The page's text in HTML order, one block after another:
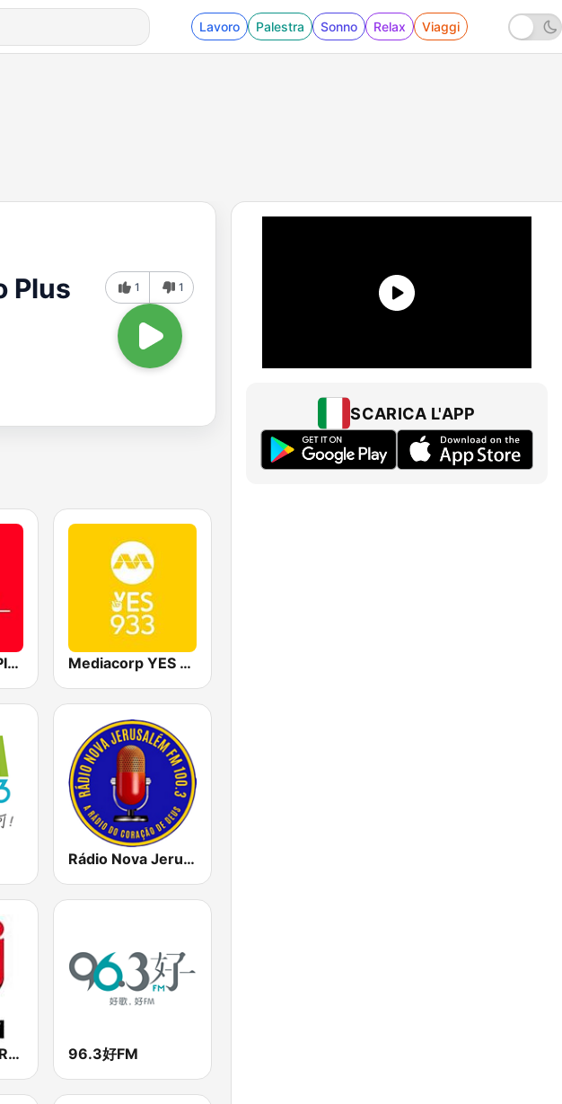
Lavoro Palestra Sonno Relax Viaggi
Plus 1 1
Mediacorp CAPITAL 958 Mediacorp YES 933
Rádio Nova Jerusalém FM 100.3
NRJ Radio ENERGY 96.3好FM
SCARICA L'APP